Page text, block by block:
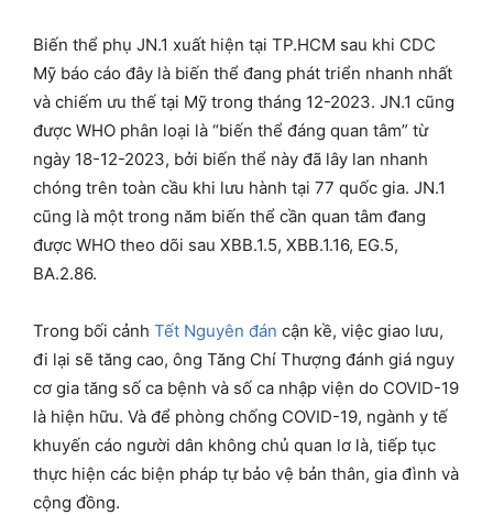
Biến thể phụ JN.1 xuất hiện tại TP.HCM sau khi CDC
Mỹ báo cáo đây là biến thể đang phát triển nhanh nhất
và chiếm ưu thế tại Mỹ trong tháng 12-2023. JN.1 cũng
được WHO phân loại là “biến thể đáng quan tâm” từ
ngày 18-12-2023, bởi biến thể này đã lây lan nhanh
chóng trên toàn cầu khi lưu hành tại 77 quốc gia. JN.1
cũng là một trong năm biến thể cần quan tâm đang
được WHO theo dõi sau XBB.1.5, XBB.1.16, EG.5,
BA.2.86.
Trong bối cảnh Tết Nguyên đán cận kề, việc giao lưu,
đi lại sẽ tăng cao, ông Tăng Chí Thượng đánh giá nguy
cơ gia tăng số ca bệnh và số ca nhập viện do COVID-19
là hiện hữu. Và để phòng chống COVID-19, ngành y tế
khuyến cáo người dân không chủ quan lơ là, tiếp tục
thực hiện các biện pháp tự bảo vệ bản thân, gia đình và
cộng đồng.